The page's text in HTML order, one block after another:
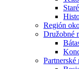
Región
Družobné
Partnerské